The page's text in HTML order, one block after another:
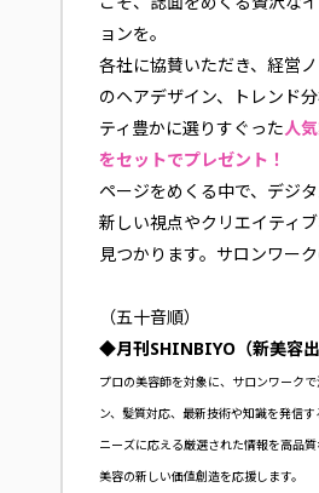
ョンを。
各社に協賛いただき、経営
のヘアデザイン、トレンド
ティ豊かに選りすぐった人
をセットでプレゼント！
ページをめくる中で、デジ
新しい視点やクリエイティ
見つかります。サロンワーク
（五十音順）
◆月刊SHINBIYO（新美容出
プロの美容師を対象に、サロンワーク
ン、髪質対応、最新技術や知識を発信
ニーズに応える厳選された情報を高品質
美容の新しい価値創造を応援します。